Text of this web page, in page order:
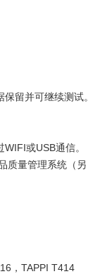
留并可继续测试。
或USB通信。
质量管理系统（另
，TAPPI T414